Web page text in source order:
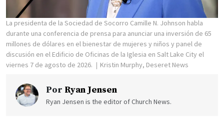
La presidenta de la Sociedad de Socorro Camille N. Johnson habla
durante una conferencia de prensa para anunciar una inversión de 65
millones de dólares en el bienestar de mujeres y niños y panel de
discusión en el Edificio de Oficinas de la Iglesia en Salt Lake City el
viernes 7 de agosto de 2026.
Kristin Murphy, Deseret News
Por Ryan Jensen
Ryan Jensen is the editor of Church News.